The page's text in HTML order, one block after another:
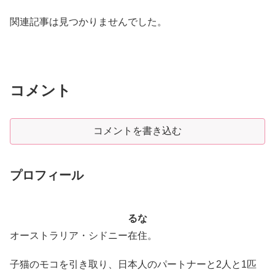
関連記事は見つかりませんでした。
コメント
コメントを書き込む
プロフィール
るな
オーストラリア・シドニー在住。
子猫のモコを引き取り、日本人のパートナーと2人と1匹